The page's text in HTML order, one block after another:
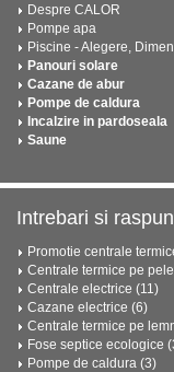
Despre CALOR
Pompe apa
Piscine - Alegere,
Panouri solare
Cazane de abur
Pompe de caldura
Incalzire in pardoseala
Saune
Intrebari si
Promotie centrale
Centrale termice pe
Centrale electrice (11)
Cazane electrice (6)
Centrale termice pe
Fose septice ecologice
Pompe de caldura (3)